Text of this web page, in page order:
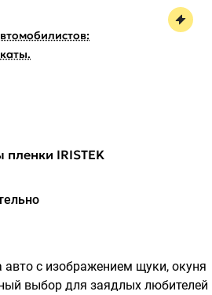
IRISTEK
с изображением щуки, окуня
выбор для заядлых любителей